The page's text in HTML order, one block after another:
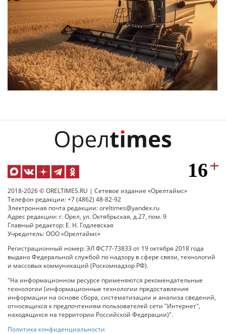
2018-2026 © ORELTIMES.RU | Сетевое издание «Орелтаймс»
Телефон редакции: +7 (4862) 48-82-92
Электронная почта редакции: oreltimes@yandex.ru
Адрес редакции: г. Орел, ул. Октябрьская, д.27, пом. 9
Главный редактор: Е. Н. Годлевская
Учредитель: ООО «Орелтаймс»
Регистрационный номер: ЭЛ ФС77-73833 от 19 октября 2018 года
выдано Федеральной службой по надзору в сфере связи, технологий
и массовых коммуникаций (Роскомнадзор РФ).
"На информационном ресурсе применяются рекомендательные
технологии (информационные технологии предоставления
информации на основе сбора, систематизации и анализа сведений,
относящихся к предпочтениям пользователей сети "Интернет",
находящихся на территории Российской Федерации)".
Политика конфиденциальности